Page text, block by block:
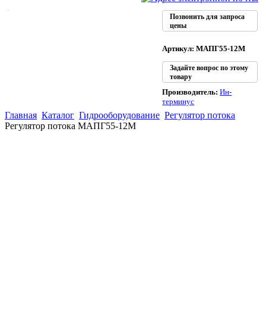
Позвонить для запроса
цены
Артикул: МАПГ55-12М
Задайте вопрос по этому
товару
Производитель:Ин-
терминус
Главная Каталог Гидрооборудование Регулятор потока
Регулятор потока МАПГ55-12М